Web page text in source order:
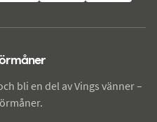
bli en del av Vings vänner –